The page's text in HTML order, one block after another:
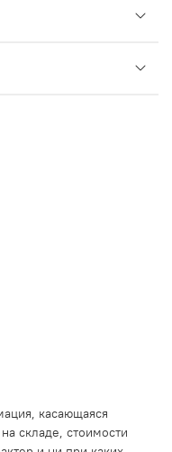
касающаяся
складе, стоимости